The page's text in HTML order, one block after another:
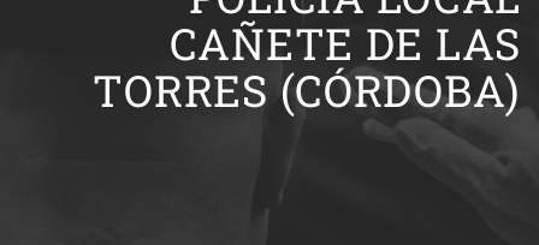
CAÑETE DE LAS
TORRES (CÓRDOBA)